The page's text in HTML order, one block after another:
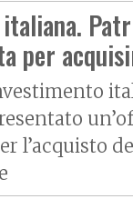
per
l’acquisto